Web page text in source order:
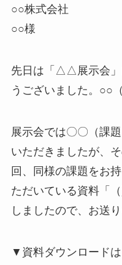
○○株式会社
○○様
先日は「△△展示会」
うございました。○○
展示会では〇〇（課
いただきましたが、
回、同様の課題をお
ただいている資料「
しましたので、お送り
▼資料ダウンロードは